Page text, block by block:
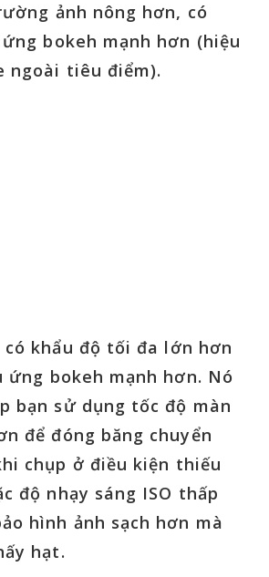
ảnh nông hơn, có
bokeh mạnh hơn (hiệu
ngoài tiêu điểm).
khẩu độ tối đa lớn hơn
ứng bokeh mạnh hơn. Nó
bạn sử dụng tốc độ màn
để đóng băng chuyển
chụp ở điều kiện thiếu
độ nhạy sáng ISO thấp
hình ảnh sạch hơn mà
hạt.